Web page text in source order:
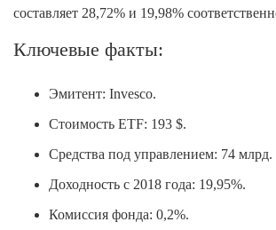
составляет 28,72% и 19,98%
Ключевые факты:
Эмитент: Invesco.
Стоимость ETF: 193 $.
Средства под управлением: 74 млрд.
Доходность с 2018 года: 19,95%.
Комиссия фонда: 0,2%.